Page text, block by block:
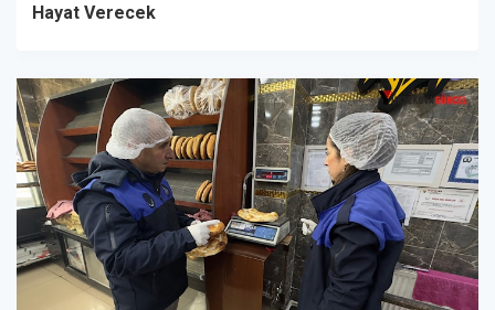
Hayat Verecek